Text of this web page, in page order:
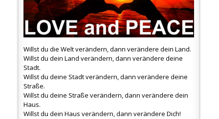
Willst du die Welt verändern, dann verändere dein Land.
Willst du dein Land verändern, dann verändere deine
Stadt.
Willst du deine Stadt verändern, dann verändere deine
Straße.
Willst du deine Straße verändern, dann verändere dein
Haus.
Willst du dein Haus verändern, dann verändere Dich!